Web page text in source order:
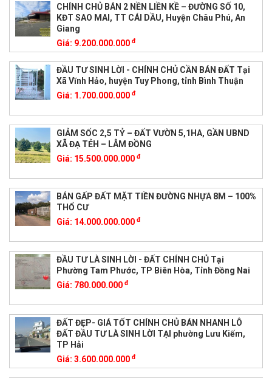
CHÍNH CHỦ BÁN 2 NỀN LIỀN KỀ – ĐƯỜNG SỐ 10,
KĐT SAO MAI, TT CÁI DẦU, Huyện Châu Phú, An
Giang
Giá: 9.200.000.000 đ
ĐẦU TƯ SINH LỜI - CHÍNH CHỦ CẦN BÁN ĐẤT Tại
Xã Vĩnh Hảo, huyện Tuy Phong, tỉnh Bình Thuận
Giá: 1.700.000.000 đ
GIẢM SỐC 2,5 TỶ – ĐẤT VƯỜN 5,1HA, GẦN UBND
XÃ ĐẠ TẺH – LÂM ĐỒNG
Giá: 15.500.000.000 đ
BÁN GẤP ĐẤT MẶT TIỀN ĐƯỜNG NHỰA 8M – 100%
THỔ CƯ
Giá: 14.000.000.000 đ
ĐẦU TƯ LÀ SINH LỜI - ĐẤT CHÍNH CHỦ Tại
Phường Tam Phước, TP Biên Hòa, Tỉnh Đồng Nai
Giá: 780.000.000 đ
ĐẤT ĐẸP- GIÁ TỐT CHÍNH CHỦ BÁN NHANH LÔ
ĐẤT ĐẦU TƯ LÀ SINH LỜI TẠI phường Lưu Kiếm,
TP Hải
Giá: 3.600.000.000 đ